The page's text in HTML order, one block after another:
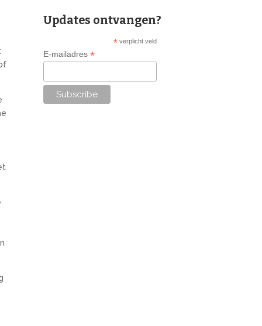
Updates ontvangen?
*verplicht veld
E-mailadres *